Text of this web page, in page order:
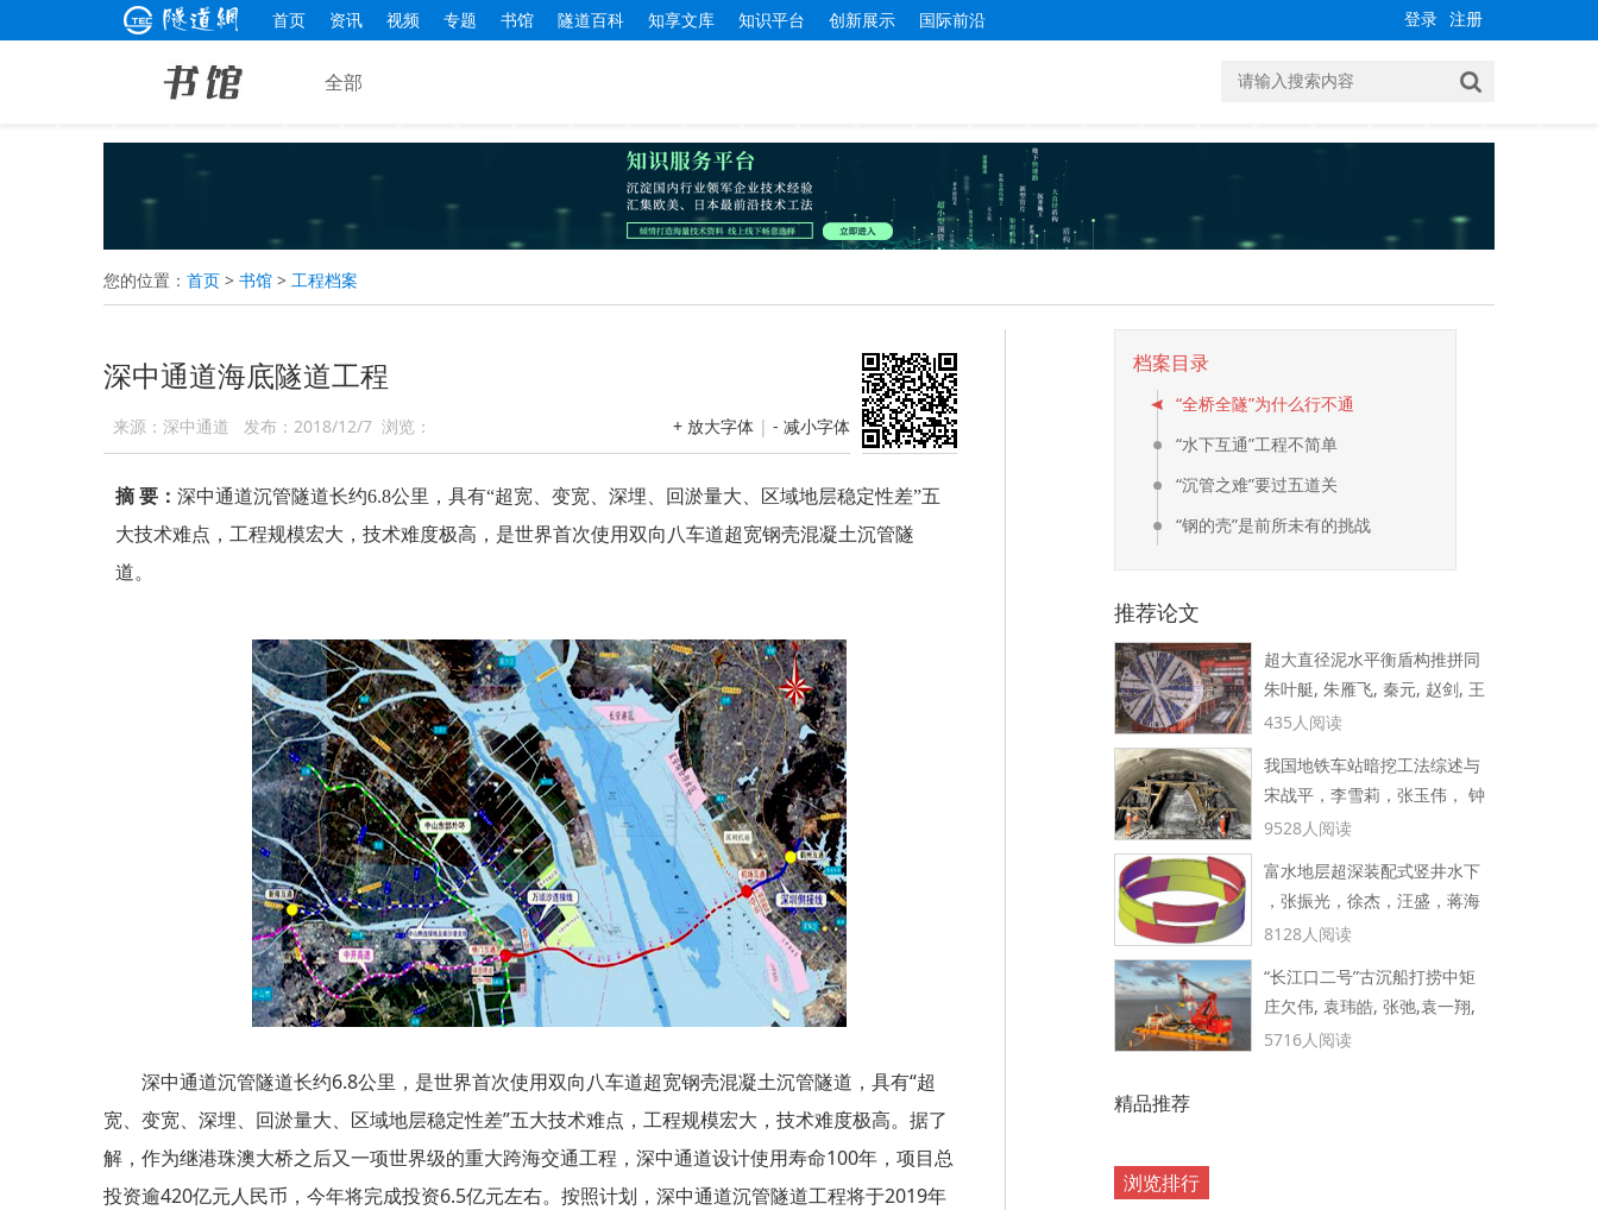
首页 资讯 视频 专题 书馆 隧道百科 知享文库 知识平台 创新展示 国际前沿 注册
登录
全部
您的位置： 首页 > 书馆 > 工程档案
深中通道海底隧道工程
来源： 深中通道 发布： 2018/12/7 浏览： + 放大字体 | - 减小字体
摘 要： 深中通道沉管隧道长约6.8公里，具有“超宽、变宽、深埋、回淤量大、区域地层稳定性差”五
大技术难点，工程规模宏大，技术难度极高，是世界首次使用双向八车道超宽钢壳混凝土沉管隧
道。
深中通道沉管隧道长约6.8公里，是世界首次使用双向八车道超宽钢壳混凝土沉管隧道，具有“超
宽、变宽、深埋、回淤量大、区域地层稳定性差”五大技术难点，工程规模宏大，技术难度极高。据了
解，作为继港珠澳大桥之后又一项世界级的重大跨海交通工程，深中通道设计使用寿命100年，项目总
投资逾420亿元人民币，今年将完成投资6.5亿元左右。按照计划，深中通道沉管隧道工程将于2019年
档案目录
“全桥全隧”为什么行不通
“水下互通”工程不简单
“沉管之难”要过五道关
“钢的壳”是前所未有的挑战
推荐论文
超大直径泥水平衡盾构推拼同
步技术工程实践
朱叶艇, 朱雁飞, 秦元, 赵剑, 王
志华, 龚卫
435人阅读
我国地铁车站暗挖工法综述与
展望
宋战平，李雪莉，张玉伟， 钟
仕明，石 卫
9528人阅读
富水地层超深装配式竖井水下
机械法掘进施工技术 ———以
南京某沉井式停车设施建设项
目为例
，张振光，徐杰，汪盛，蒋海
里，郝亮， 付武荣，
8128人阅读
“长江口二号”古沉船打捞中矩
形曲线底幕法机械及构造设计
关键技术
庄欠伟, 袁玮皓, 张弛,袁一翔,
李炎龙,周东荣
5716人阅读
精品推荐
浏览排行